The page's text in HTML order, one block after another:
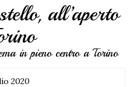
all’aperto
in pieno centro a Torino
2020